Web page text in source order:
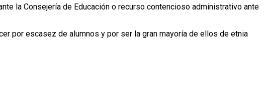
la Consejería de Educación o recurso contencioso administrativo ante
por escasez de alumnos y por ser la gran mayoría de ellos de etnia